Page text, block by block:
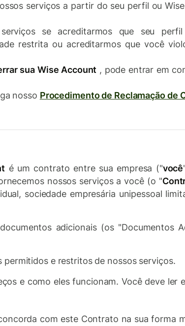
serviços a partir do seu perfil ou
se acreditarmos que seu
restrita ou acreditarmos que você
sua Wise Account , pode entrar em
nosso Procedimento de Reclamação de
é um contrato entre sua empresa ("você
nossos serviços a você (o "
sociedade empresária unipessoal
adicionais (os "Documentos
permitidos e restritos de nossos serviços.
e como eles funcionam. Você deve ler
com este Contrato na sua forma